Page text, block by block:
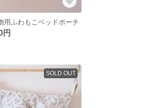
用ふわもこベッドポーチ
円
SOLD OUT